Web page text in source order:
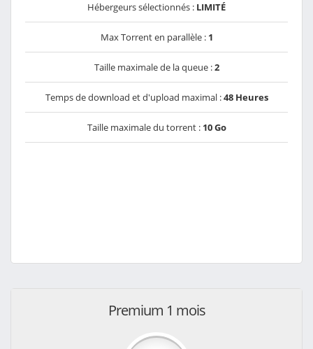
Hébergeurs sélectionnés : LIMITÉ
Max Torrent en parallèle : 1
Taille maximale de la queue :2
Temps de download et d'upload maximal :48 Heures
Taille maximale du torrent : 10 Go
Premium 1 mois